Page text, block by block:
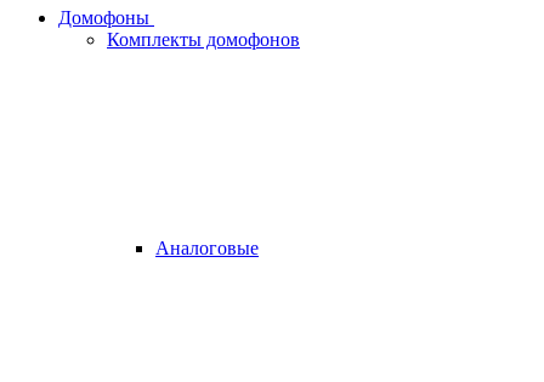
Домофоны
Комплекты домофонов
Аналоговые